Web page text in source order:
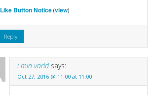
Like Button Notice(view)
Reply
i min värld says:
Oct 27, 2016 @ 11:00 at 11:00